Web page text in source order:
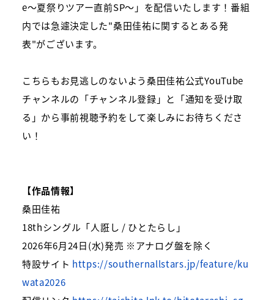
e〜夏祭りツアー直前SP〜」を配信いたします！番組
内では急遽決定した"桑田佳祐に関するとある発
表"がございます。
こちらもお見逃しのないよう桑田佳祐公式YouTube
チャンネルの「チャンネル登録」と「通知を受け取
る」から事前視聴予約をして楽しみにお待ちくださ
い！
【作品情報】
桑田佳祐
18thシングル「人誑し / ひとたらし」
2026年6月24日(水)発売 ※アナログ盤を除く
特設サイト https://southernallstars.jp/feature/ku
wata2026